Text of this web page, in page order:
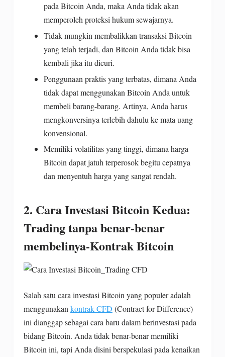
pada Bitcoin Anda, maka Anda tidak akan
memperoleh proteksi hukum sewajarnya.
Tidak mungkin membalikkan transaksi Bitcoin
yang telah terjadi, dan Bitcoin Anda tidak bisa
kembali jika itu dicuri.
Penggunaan praktis yang terbatas, dimana Anda
tidak dapat menggunakan Bitcoin Anda untuk
membeli barang-barang. Artinya, Anda harus
mengkonversinya terlebih dahulu ke mata uang
konvensional.
Memiliki volatilitas yang tinggi, dimana harga
Bitcoin dapat jatuh terperosok begitu cepatnya
dan menyentuh harga yang sangat rendah.
2. Cara Investasi Bitcoin Kedua:
Trading tanpa benar-benar
membelinya-Kontrak Bitcoin
Salah satu cara investasi Bitcoin yang populer adalah
menggunakankontrak CFD (Contract for Difference)
ini dianggap sebagai cara baru dalam berinvestasi pada
bidang Bitcoin. Anda tidak benar-benar memiliki
Bitcoin ini, tapi Anda disini berspekulasi pada kenaikan